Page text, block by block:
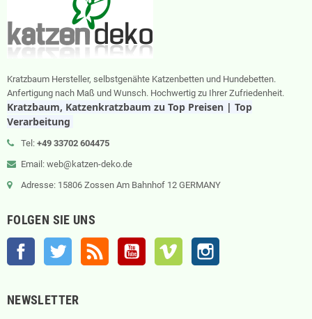
Kratzbaum Hersteller, selbstgenähte Katzenbetten und Hundebetten.
Anfertigung nach Maß und Wunsch. Hochwertig zu Ihrer Zufriedenheit.
Kratzbaum, Katzenkratzbaum zu Top Preisen | Top
Verarbeitung
Tel: +49 33702 604475
Email: web@katzen-deko.de
Adresse: 15806 Zossen Am Bahnhof 12 GERMANY
FOLGEN SIE UNS
Facebook Twitter RSS YouTube Vimeo
NEWSLETTER